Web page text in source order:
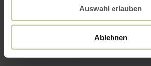
Auswahl erlauben
Ablehnen